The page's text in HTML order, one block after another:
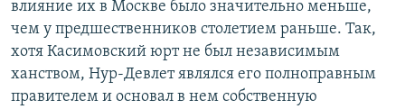
влияние их в Москве было значительно меньше,
чем у предшественников столетием раньше. Так,
хотя Касимовский юрт не был независимым
ханством, Нур-Девлет являлся его полноправным
правителем и основал в нем собственную